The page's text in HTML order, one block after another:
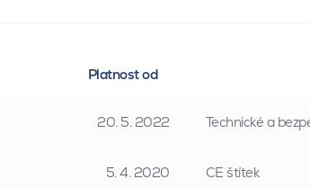
Platnost od
20. 5. 2022 Technické a
5. 4. 2020 CE štítek